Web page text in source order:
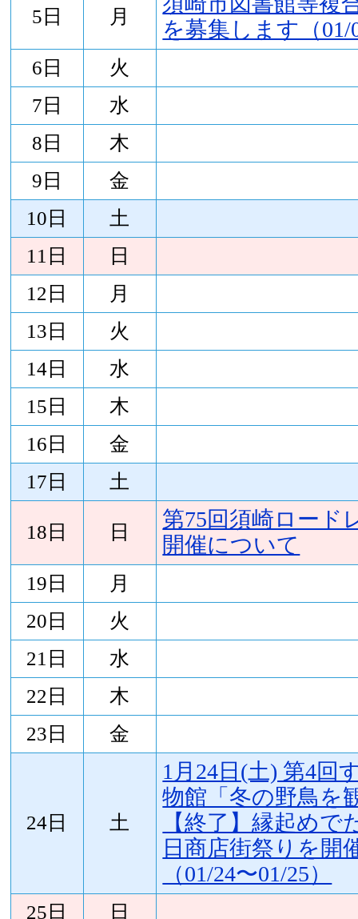
5日 月
を募集します（01/
6日
火
7日
水
8日
木
9日
金
10日
土
11日
日
12日
月
13日
火
14日
水
15日
木
16日
金
17日
土
18日 日
第75回須崎ロード
開催について
19日
月
20日
火
21日
水
22日
木
23日
金
24日 土
1月24日(土) 第4回
物館「冬の野鳥を
【終了】縁起めで
日商店街祭りを開
（01/24〜01/25）
25日
日